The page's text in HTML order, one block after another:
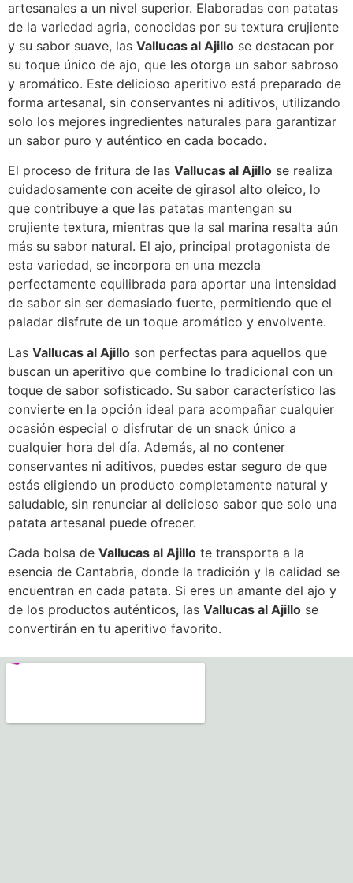
artesanales a un nivel superior. Elaboradas con patatas
de la variedad agria, conocidas por su textura crujiente
y su sabor suave, las Vallucas al Ajillo se destacan por
su toque único de ajo, que les otorga un sabor sabroso
y aromático. Este delicioso aperitivo está preparado de
forma artesanal, sin conservantes ni aditivos, utilizando
solo los mejores ingredientes naturales para garantizar
un sabor puro y auténtico en cada bocado.
El proceso de fritura de las Vallucas al Ajillo se realiza
cuidadosamente con aceite de girasol alto oleico, lo
que contribuye a que las patatas mantengan su
crujiente textura, mientras que la sal marina resalta aún
más su sabor natural. El ajo, principal protagonista de
esta variedad, se incorpora en una mezcla
perfectamente equilibrada para aportar una intensidad
de sabor sin ser demasiado fuerte, permitiendo que el
paladar disfrute de un toque aromático y envolvente.
Las Vallucas al Ajillo son perfectas para aquellos que
buscan un aperitivo que combine lo tradicional con un
toque de sabor sofisticado. Su sabor característico las
convierte en la opción ideal para acompañar cualquier
ocasión especial o disfrutar de un snack único a
cualquier hora del día. Además, al no contener
conservantes ni aditivos, puedes estar seguro de que
estás eligiendo un producto completamente natural y
saludable, sin renunciar al delicioso sabor que solo una
patata artesanal puede ofrecer.
Cada bolsa de Vallucas al Ajillo te transporta a la
esencia de Cantabria, donde la tradición y la calidad se
encuentran en cada patata. Si eres un amante del ajo y
de los productos auténticos, las Vallucas al Ajillo se
convertirán en tu aperitivo favorito.